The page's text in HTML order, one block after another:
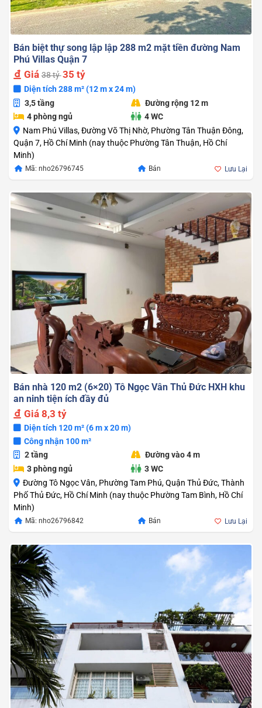
Bán biệt thự song lập lập 288 m2 mặt tiền đường Nam
Phú Villas Quận 7
Giá38 tỷ35 tỷ
Diện tích 288 m² (12 m x 24 m)
3,5 tầng
Đường rộng 12 m
4 phòng ngủ
4 WC
Nam Phú Villas, Đường Võ Thị Nhờ, Phường Tân Thuận Đông,
Quận 7, Hồ Chí Minh (nay thuộc Phường Tân Thuận, Hồ Chí
Minh)
Mã: nho26796745 Bán
Giá
Giá Lưu Lại
Bán nhà 120 m2 (6×20) Tô Ngọc Vân Thủ Đức HXH khu
an ninh tiện ích đầy đủ
Giá 8,3 tỷ
Diện tích 120 m² (6 m x 20 m)
Công nhận 100 m²
2 tầng
Đường vào 4 m
3 phòng ngủ
3 WC
Đường Tô Ngọc Vân, Phường Tam Phú, Quận Thủ Đức, Thành
Phố Thủ Đức, Hồ Chí Minh (nay thuộc Phường Tam Bình, Hồ Chí
Minh)
Mã: nho26796842 Bán Lưu Lại